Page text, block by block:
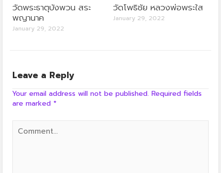
วัดพระธาตุบังพวน สระ
พญานาค
January 29, 2022
วัดโพธิชัย หลวงพ่อพระใส
January 29, 2022
Leave a Reply
Your email address will not be published. Required fields
are marked *